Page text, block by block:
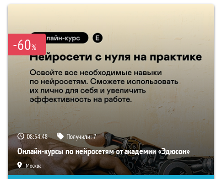
-60%
08:54:47 Получили:7
Онлайн-курсы по нейросетям от академии «Эдюсон»
Москва